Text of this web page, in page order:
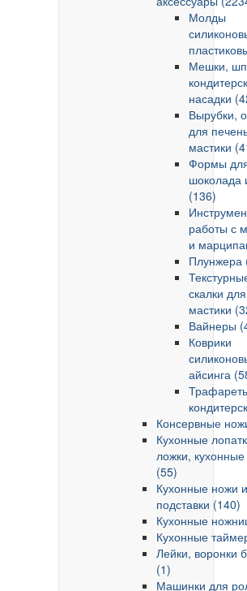
Молды
Мешки,
насадки
Вырубки,
для
мастики
Формы
шоколада
(136)
работы с
и
Плунжера
скалки
мастики
Вайнеры
Коврики
айсинга
Консервные
Кухонные
ложки, кухонные
(55)
Кухонные ножи и
подставки (140)
Кухонные
Кухонные
Лейки, воронки
(1)
Машинки для